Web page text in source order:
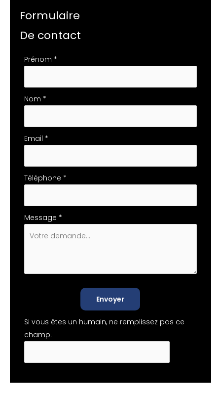
Formulaire
De contact
Formulaire
téléphone
Prénom *
Nom *
Email *
Téléphone *
Message *
Envoyer
Si vous êtes un humain, ne remplissez pas ce
champ.